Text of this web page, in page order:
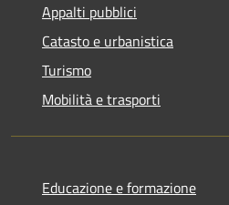
Appalti pubblici
Catasto e urbanistica
Turismo
Mobilità e trasporti
Educazione e formazione